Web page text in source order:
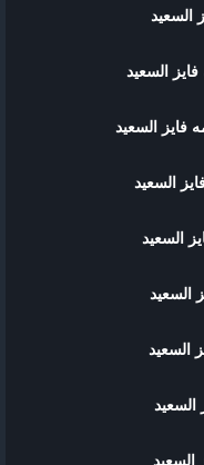
السعيد
السعيد
فايز السعيد
السعيد
السعيد
السعيد
السعيد
السعيد
السعيد